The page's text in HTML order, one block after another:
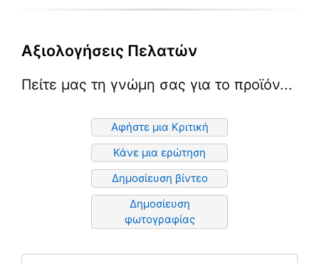
Αξιολογήσεις Πελατών
Πείτε μας τη γνώμη σας για το προϊόν...
Αφήστε μια Κριτική
Κάνε μια ερώτηση
Δημοσίευση βίντεο
Δημοσίευση
φωτογραφίας